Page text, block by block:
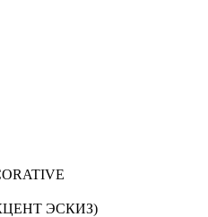
ЭСКИЗ)